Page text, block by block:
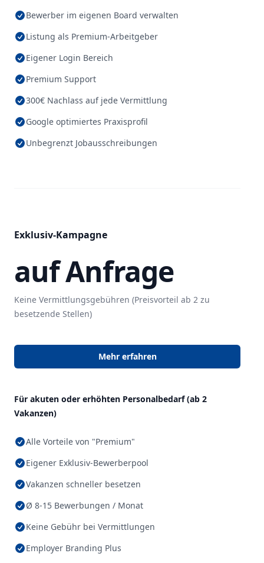
Bewerber im eigenen Board verwalten
Listung als Premium-Arbeitgeber
Eigener Login Bereich
Premium Support
300€ Nachlass auf jede Vermittlung
Google optimiertes Praxisprofil
Unbegrenzt Jobausschreibungen
Exklusiv-Kampagne
auf Anfrage
Keine Vermittlungsgebühren (Preisvorteil ab 2 zu
besetzende Stellen)
Mehr erfahren
Für akuten oder erhöhten Personalbedarf (ab 2
Vakanzen)
Alle Vorteile von "Premium"
Eigener Exklusiv-Bewerberpool
Vakanzen schneller besetzen
Ø 8-15 Bewerbungen / Monat
Keine Gebühr bei Vermittlungen
Employer Branding Plus